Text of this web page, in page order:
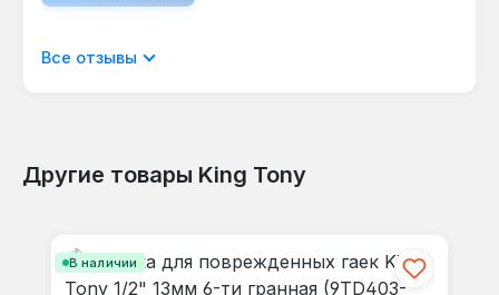
Отображать отзывы только на текущем
Все отзывы
Другие товары King Tony
В наличии